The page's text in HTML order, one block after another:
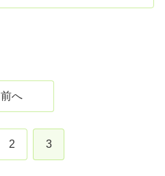
前へ
2 3